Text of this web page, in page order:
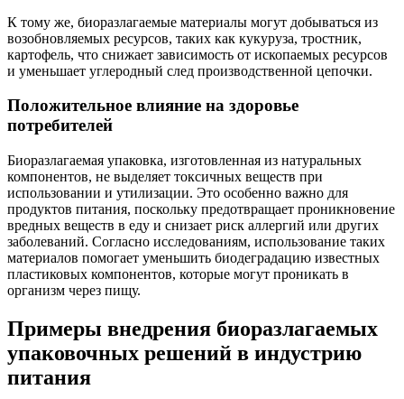
К тому же, биоразлагаемые материалы могут добываться из
возобновляемых ресурсов, таких как кукуруза, тростник,
картофель, что снижает зависимость от ископаемых ресурсов
и уменьшает углеродный след производственной цепочки.
Положительное влияние на здоровье
потребителей
Биоразлагаемая упаковка, изготовленная из натуральных
компонентов, не выделяет токсичных веществ при
использовании и утилизации. Это особенно важно для
продуктов питания, поскольку предотвращает проникновение
вредных веществ в еду и снизает риск аллергий или других
заболеваний. Согласно исследованиям, использование таких
материалов помогает уменьшить биодеградацию известных
пластиковых компонентов, которые могут проникать в
организм через пищу.
Примеры внедрения биоразлагаемых
упаковочных решений в индустрию
питания